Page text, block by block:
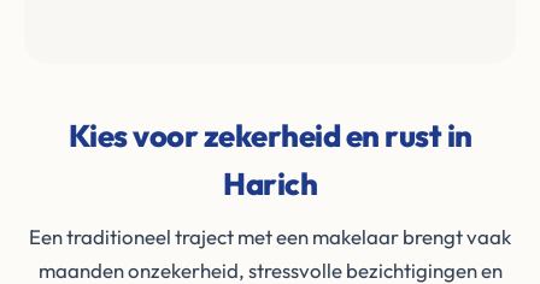
Kies voor zekerheid en rust in
Harich
Een traditioneel traject met een makelaar brengt vaak
maanden onzekerheid, stressvolle bezichtigingen en